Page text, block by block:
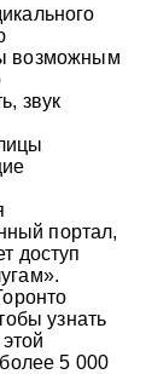
возможным
звук
портал,
доступ
узнать
5 000